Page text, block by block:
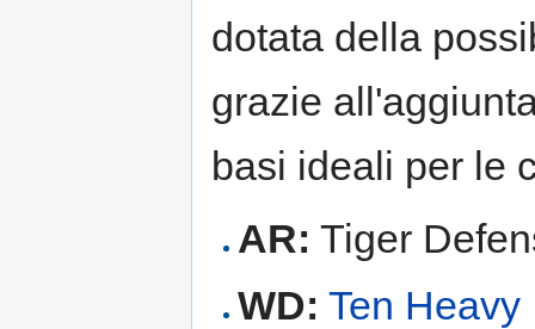
dotata della
grazie
basi ideali per le
AR: Tiger
WD: Ten Heavy